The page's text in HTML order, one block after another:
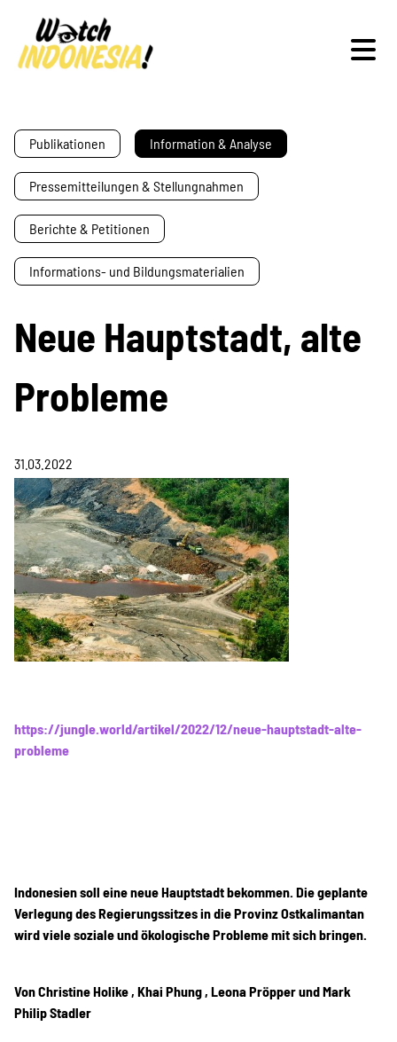
Schwerpunkte
Veranstaltungen
Publikationen
Information & Analyse
Stellungnahmen
Berichte & Petitionen
Informations- und
Bildungsmaterialien
Projekte
Stellenangebote
Publikationen Information & Analyse
Pressemitteilungen & Stellungnahmen
Berichte & Petitionen
Informations- und Bildungsmaterialien
Neue Hauptstadt, alte
Probleme
31.03.2022
https://jungle.world/artikel/2022/12/neue-hauptstadt-alte-
probleme
Indonesien soll eine neue Hauptstadt bekommen. Die geplante
Verlegung des Regierungssitzes in die Provinz Ostkalimantan
wird viele soziale und ökologische Probleme mit sich bringen.
Von Christine Holike , Khai Phung , Leona Pröpper und Mark
Philip Stadler